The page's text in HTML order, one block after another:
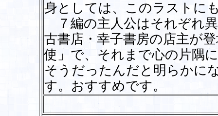
身としては、このラストに
７編の主人公はそれぞれ
古書店・幸子書房の店主が
使」で、それまで心の片隅
そうだったんだと明らかに
す。おすすめです。